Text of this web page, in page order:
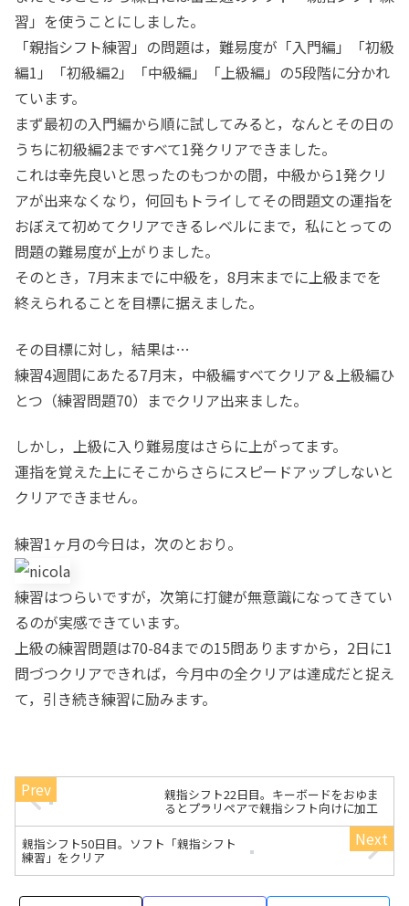
習」を使うことにしました。
「親指シフト練習」の問題は，難易度が「入門編」「初級
編1」「初級編2」「中級編」「上級編」の5段階に分かれ
ています。
まず最初の入門編から順に試してみると，なんとその日の
うちに初級編2まですべて1発クリアできました。
これは幸先良いと思ったのもつかの間，中級から1発クリ
アが出来なくなり，何回もトライしてその問題文の運指を
おぼえて初めてクリアできるレベルにまで，私にとっての
問題の難易度が上がりました。
そのとき，7月末までに中級を，8月末までに上級までを
終えられることを目標に据えました。
その目標に対し，結果は…
練習4週間にあたる7月末，中級編すべてクリア＆上級編ひ
とつ（練習問題70）までクリア出来ました。
しかし，上級に入り難易度はさらに上がってます。
運指を覚えた上にそこからさらにスピードアップしないと
クリアできません。
練習1ヶ月の今日は，次のとおり。
練習はつらいですが，次第に打鍵が無意識になってきてい
るのが実感できています。
上級の練習問題は70-84までの15問ありますから，2日に1
問づつクリアできれば，今月中の全クリアは達成だと捉え
て，引き続き練習に励みます。
親指シフト22日目。キーボードをおゆま
るとプラリペアで親指シフト向けに加工
親指シフト50日目。ソフト「親指シフト
練習」をクリア